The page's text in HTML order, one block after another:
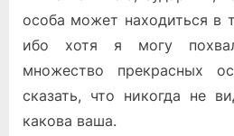
особа может находиться в
ибо хотя я могу
множество прекрасных
сказать, что никогда не
какова ваша.